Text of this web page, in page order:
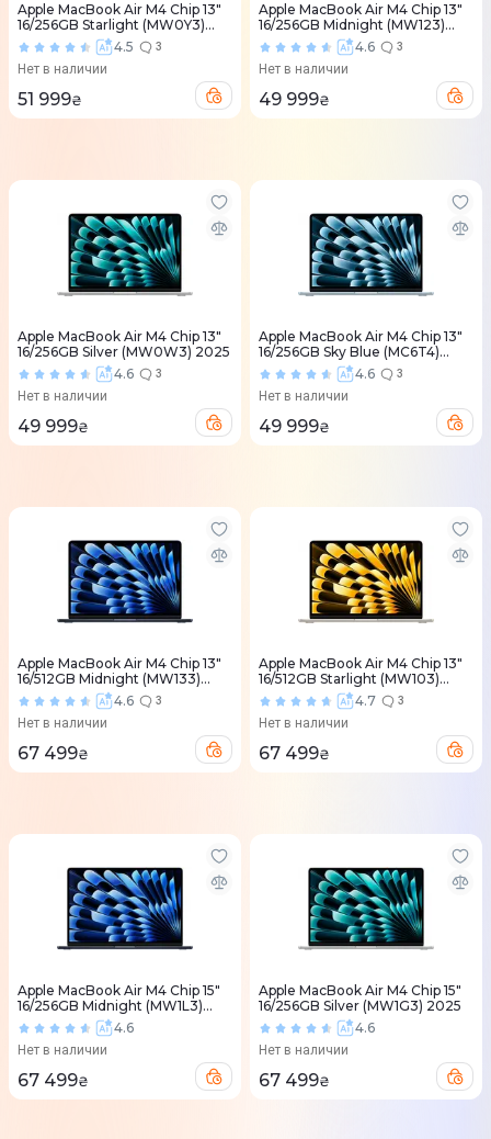
Apple MacBook Air M4 Chip 13"
16/256GB Starlight (MW0Y3)
2025
4.5 3
Нет в наличии
51 999₴
Apple MacBook Air M4 Chip 13"
16/256GB Midnight (MW123)
2025
4.6 3
Нет в наличии
49 999₴
Apple MacBook Air M4 Chip 13"
16/256GB Silver (MW0W3) 2025
4.6
3
Нет в наличии
49 999₴
Apple MacBook Air M4 Chip 13"
16/256GB Sky Blue (MC6T4)
2025
4.6 3
Нет в наличии
49 999₴
Apple MacBook Air M4 Chip 13"
16/512GB Midnight (MW133)
2025
4.6 3
Нет в наличии
67 499₴
Apple MacBook Air M4 Chip 13"
16/512GB Starlight (MW103)
2025
4.7 3
Нет в наличии
67 499₴
Apple MacBook Air M4 Chip 15"
16/256GB Midnight (MW1L3)
2025
4.6
Нет в наличии
67 499₴
Apple MacBook Air M4 Chip 15"
16/256GB Silver (MW1G3) 2025
4.6
Нет в наличии
67 499₴